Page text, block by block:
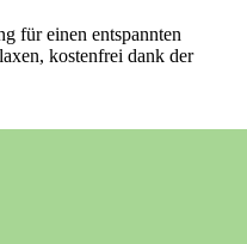
für einen entspannten
kostenfrei dank der